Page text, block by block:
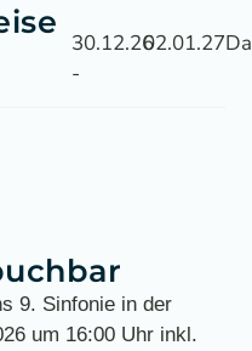
30.12.26
-
02.01.27
9. Sinfonie in der
um 16:00 Uhr inkl.